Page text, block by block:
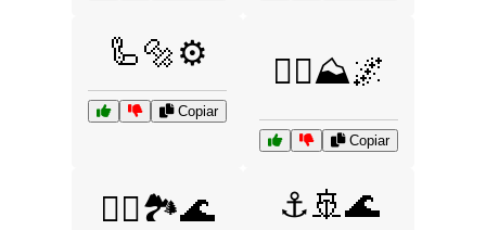
🦾🔩⚙️
Copiar
🧗‍♀️⛰️🌌
Copiar
🧗‍♂️🏞️🌊 ⚓🚢🌊